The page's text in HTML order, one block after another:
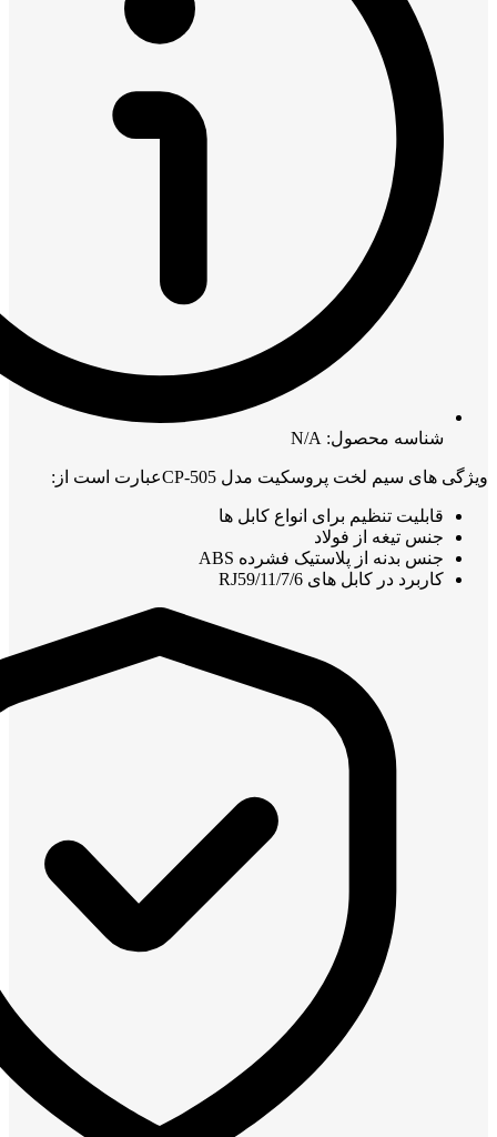
شناسه محصول: N/A
ویژگی های سیم لخت پروسکیت مدل CP-505عبارت است از:
قابلیت تنظیم برای انواع کابل ها
جنس تیغه از فولاد
جنس بدنه از پلاستیک فشرده ABS
کاربرد در کابل های RJ59/11/7/6